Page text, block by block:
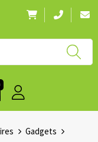
Gadgets